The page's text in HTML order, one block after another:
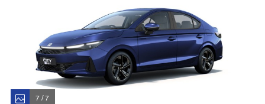
7 / 7